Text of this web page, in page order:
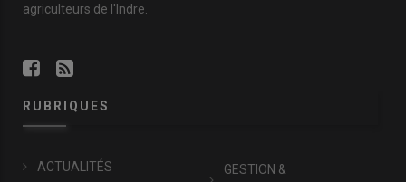
agriculteurs de l'Indre.
RUBRIQUES
ACTUALITÉS
GESTION &